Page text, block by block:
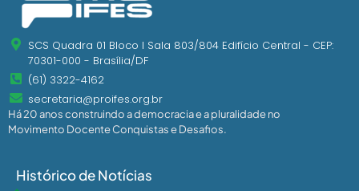
SCS Quadra 01 Bloco I Sala 803/804 Edifício Central - CEP:
70301-000 - Brasília/DF
(61) 3322-4162
secretaria@proifes.org.br
Há 20 anos construindo a democracia e a pluralidade no
Movimento Docente Conquistas e Desafios.
Histórico de Notícias